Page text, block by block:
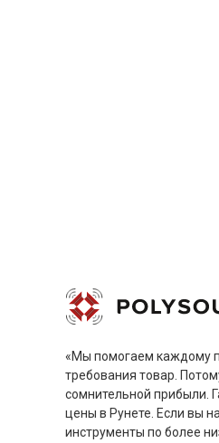
«Мы помогаем каждому
требования товар.
сомнительной прибыли.
цены в Рунете. Если вы
инструменты по более